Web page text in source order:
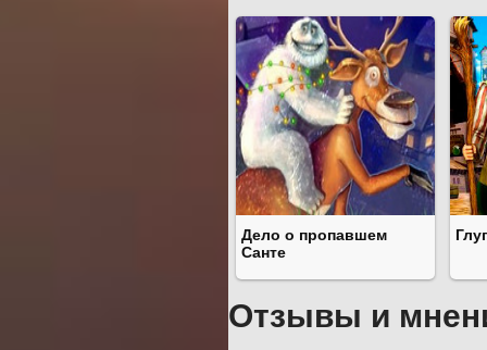
Дело о пропавшем
Санте
Отзывы и